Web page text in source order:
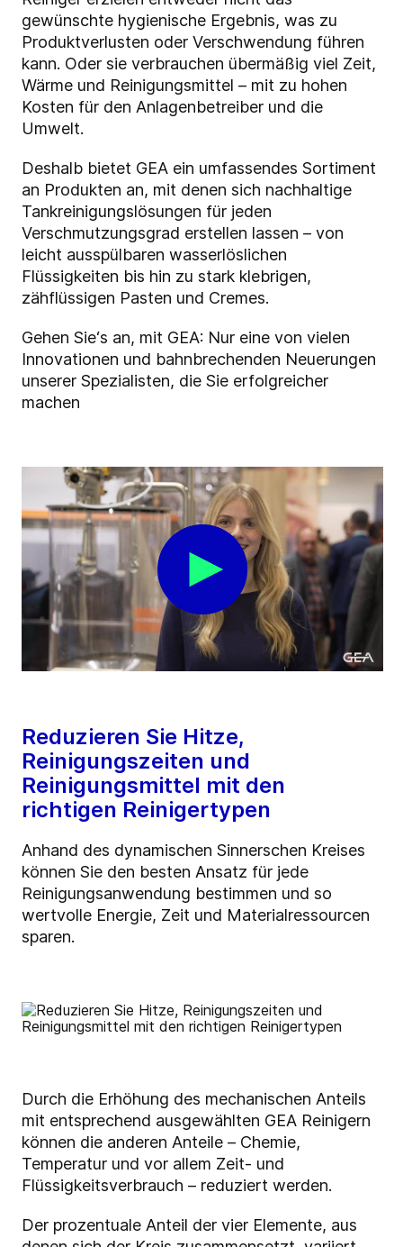
gewünschte hygienische Ergebnis, was zu
Produktverlusten oder Verschwendung führen
kann. Oder sie verbrauchen übermäßig viel Zeit,
Wärme und Reinigungsmittel – mit zu hohen
Kosten für den Anlagenbetreiber und die
Umwelt.
Deshalb bietet GEA ein umfassendes Sortiment
an Produkten an, mit denen sich nachhaltige
Tankreinigungslösungen für jeden
Verschmutzungsgrad erstellen lassen – von
leicht ausspülbaren wasserlöslichen
Flüssigkeiten bis hin zu stark klebrigen,
zähflüssigen Pasten und Cremes.
Gehen Sie‘s an, mit GEA: Nur eine von vielen
Innovationen und bahnbrechenden Neuerungen
unserer Spezialisten, die Sie erfolgreicher
machen
Reduzieren Sie Hitze,
Reinigungszeiten und
Reinigungsmittel mit den
richtigen Reinigertypen
Anhand des dynamischen Sinnerschen Kreises
können Sie den besten Ansatz für jede
Reinigungsanwendung bestimmen und so
wertvolle Energie, Zeit und Materialressourcen
sparen.
Durch die Erhöhung des mechanischen Anteils
mit entsprechend ausgewählten GEA Reinigern
können die anderen Anteile – Chemie,
Temperatur und vor allem Zeit- und
Flüssigkeitsverbrauch – reduziert werden.
Der prozentuale Anteil der vier Elemente, aus